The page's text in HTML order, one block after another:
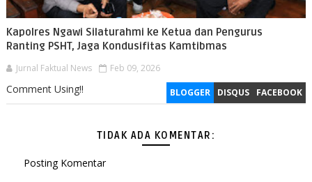
Kapolres Ngawi Silaturahmi ke Ketua dan Pengurus
Ranting PSHT, Jaga Kondusifitas Kamtibmas
Jurnal Faktual News Feb 09, 2026
BLOGGER DISQUS FACEBOOK
Comment Using!!
TIDAK ADA KOMENTAR:
Posting Komentar